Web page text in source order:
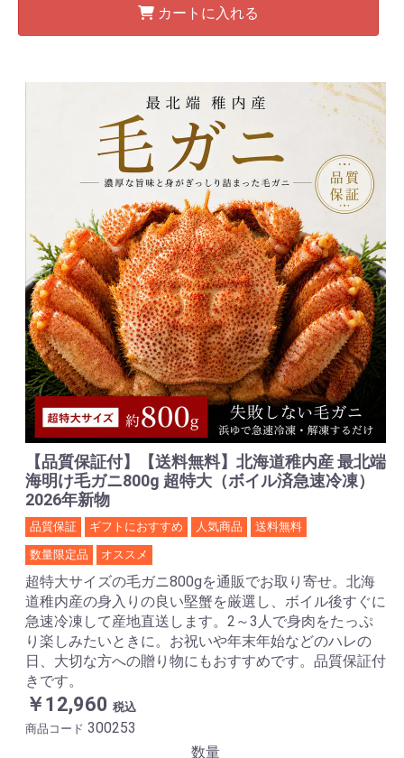
カートに入れる
【品質保証付】【送料無料】北海道稚内産 最北端
海明け毛ガニ800g 超特大（ボイル済急速冷凍）
2026年新物
品質保証 ギフトにおすすめ 人気商品 送料無料
数量限定品 オススメ
超特大サイズの毛ガニ800gを通販でお取り寄せ。北海
道稚内産の身入りの良い堅蟹を厳選し、ボイル後すぐに
急速冷凍して産地直送します。2～3人で身肉をたっぷ
り楽しみたいときに。お祝いや年末年始などのハレの
日、大切な方への贈り物にもおすすめです。品質保証付
きです。
￥12,960 税込
商品コード 300253
数量